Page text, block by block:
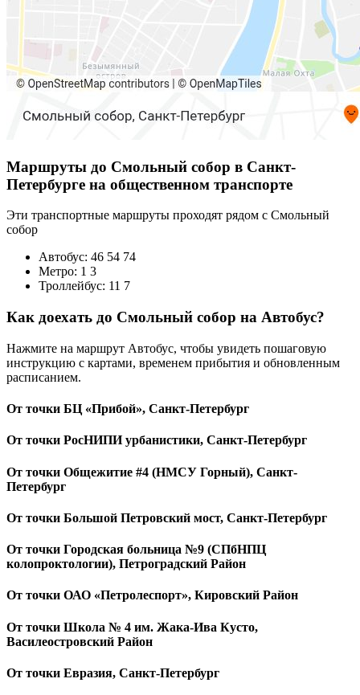
Маршруты до Смольный собор в Санкт-
Петербурге на общественном транспорте
Эти транспортные маршруты проходят рядом с Смольный
собор
Автобус: 46 54 74
Метро: 1 3
Троллейбус: 11 7
Как доехать до Смольный собор на Автобус?
Нажмите на маршрут Автобус, чтобы увидеть пошаговую
инструкцию с картами, временем прибытия и обновленным
расписанием.
От точки БЦ «Прибой», Санкт-Петербург
От точки РосНИПИ урбанистики, Санкт-Петербург
От точки Общежитие #4 (НМСУ Горный), Санкт-
Петербург
От точки Большой Петровский мост, Санкт-Петербург
От точки Городская больница №9 (СПбНПЦ
колопроктологии), Петроградский Район
От точки ОАО «Петролеспорт», Кировский Район
От точки Школа № 4 им. Жака-Ива Кусто,
Василеостровский Район
От точки Евразия, Санкт-Петербург